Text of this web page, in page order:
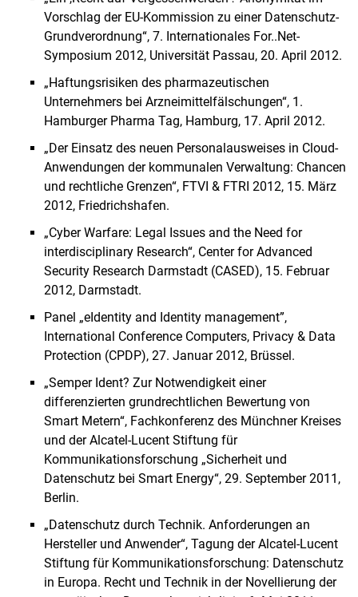
Vorschlag der EU-Kommission zu einer Datenschutz-
Grundverordnung“, 7. Internationales For..Net-
Symposium 2012, Universität Passau, 20. April 2012.
„Haftungsrisiken des pharmazeutischen
Unternehmers bei Arzneimittelfälschungen“, 1.
Hamburger Pharma Tag, Hamburg, 17. April 2012.
„Der Einsatz des neuen Personalausweises in Cloud-
Anwendungen der kommunalen Verwaltung: Chancen
und rechtliche Grenzen“, FTVI & FTRI 2012, 15. März
2012, Friedrichshafen.
„Cyber Warfare: Legal Issues and the Need for
interdisciplinary Research“, Center for Advanced
Security Research Darmstadt (CASED), 15. Februar
2012, Darmstadt.
Panel „eIdentity and Identity management”,
International Conference Computers, Privacy & Data
Protection (CPDP), 27. Januar 2012, Brüssel.
„Semper Ident? Zur Notwendigkeit einer
differenzierten grundrechtlichen Bewertung von
Smart Metern“, Fachkonferenz des Münchner Kreises
und der Alcatel-Lucent Stiftung für
Kommunikationsforschung „Sicherheit und
Datenschutz bei Smart Energy“, 29. September 2011,
Berlin.
„Datenschutz durch Technik. Anforderungen an
Hersteller und Anwender“, Tagung der Alcatel-Lucent
Stiftung für Kommunikationsforschung: Datenschutz
in Europa. Recht und Technik in der Novellierung der